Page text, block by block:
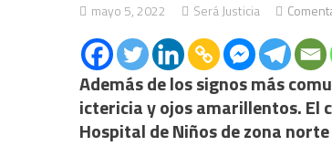
mayo 5, 2022 Será Justicia
Además de los signos más
ictericia y ojos amarillentos. El
Hospital de Niños de zona